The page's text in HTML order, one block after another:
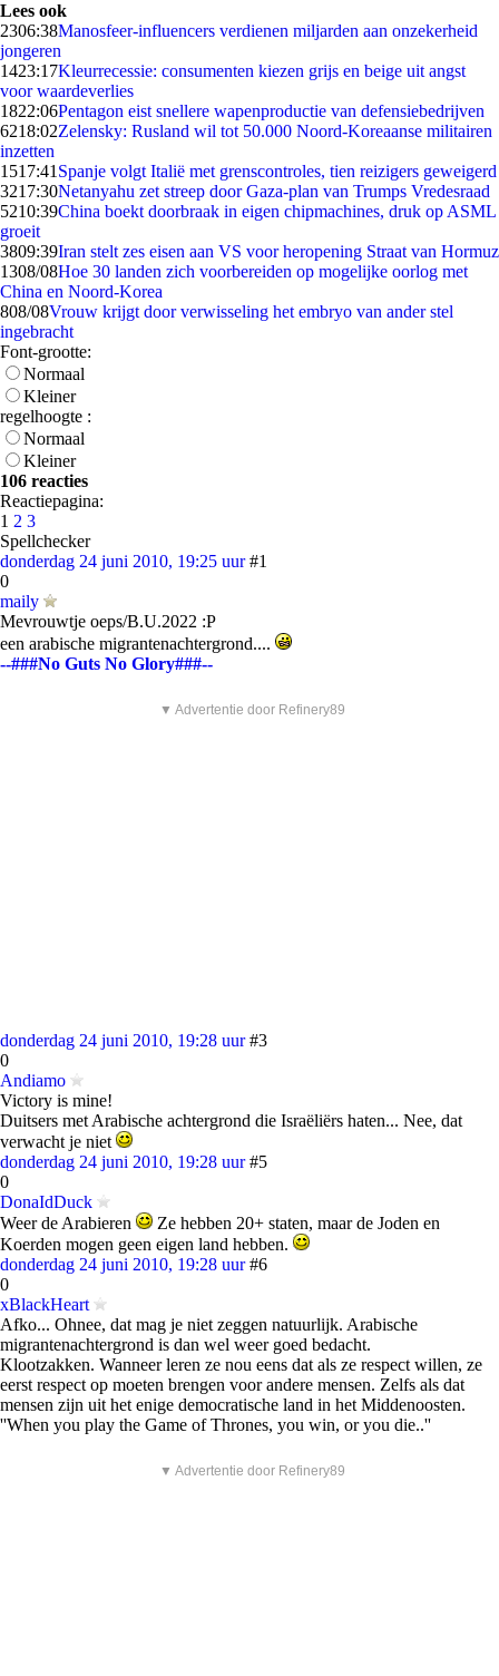
Lees ook
2306:38Manosfeer-influencers verdienen miljarden aan onzekerheid
jongeren
1423:17Kleurrecessie: consumenten kiezen grijs en beige uit angst
voor waardeverlies
1822:06Pentagon eist snellere wapenproductie van defensiebedrijven
6218:02Zelensky: Rusland wil tot 50.000 Noord-Koreaanse militairen
inzetten
1517:41 Spanje volgt Italië met grenscontroles, tien reizigers geweigerd
3217:30Netanyahu zet streep door Gaza-plan van Trumps Vredesraad
5210:39China boekt doorbraak in eigen chipmachines, druk op ASML
groeit
3809:39Iran stelt zes eisen aan VS voor heropening Straat van Hormuz
1308/08Hoe 30 landen zich voorbereiden op mogelijke oorlog met
China en Noord-Korea
808/08Vrouw krijgt door verwisseling het embryo van ander stel
ingebracht
Font-grootte:
Normaal
Kleiner
regelhoogte :
Normaal
Kleiner
106 reacties
Reactiepagina:
1 2 3
Spellchecker
donderdag 24 juni 2010, 19:25 uur #1
0
maily
Mevrouwtje oeps/B.U.2022 :P
een arabische migrantenachtergrond....
--###No Guts No Glory###--
▼ Advertentie door Refinery89
donderdag 24 juni 2010, 19:28 uur #3
0
Andiamo
Victory is mine!
Duitsers met Arabische achtergrond die Israëliërs haten... Nee, dat
verwacht je niet
donderdag 24 juni 2010, 19:28 uur #5
0
DonaIdDuck
Weer de Arabieren
Ze hebben 20+ staten, maar de Joden en
Koerden mogen geen eigen land hebben.
donderdag 24 juni 2010, 19:28 uur #6
0
xBlackHeart
Afko... Ohnee, dat mag je niet zeggen natuurlijk. Arabische
migrantenachtergrond is dan wel weer goed bedacht.
Klootzakken. Wanneer leren ze nou eens dat als ze respect willen, ze
eerst respect op moeten brengen voor andere mensen. Zelfs als dat
mensen zijn uit het enige democratische land in het Middenoosten.
''When you play the Game of Thrones, you win, or you die..''
▼ Advertentie door Refinery89